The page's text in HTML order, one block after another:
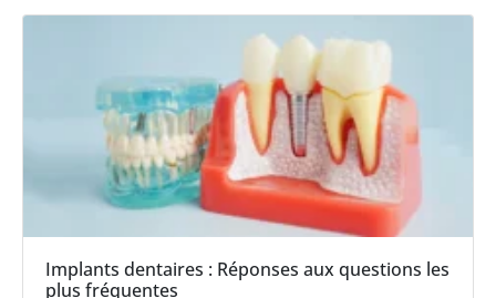
Implants dentaires : Réponses aux questions les
plus fréquentes